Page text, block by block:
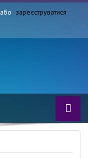
або зареєструватися